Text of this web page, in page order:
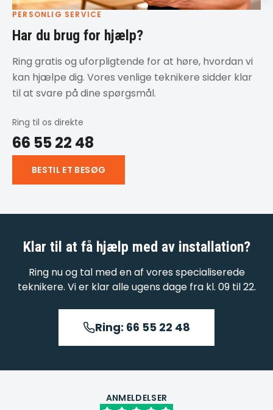
PERSONLIG SERVICE
Har du brug for hjælp?
Ring gratis og uforpligtende for at høre, hvordan vi
kan hjælpe dig. Vores venlige teknikere sidder klar
til at svare på dine spørgsmål.
Ring til os direkte
66 55 22 48
BESTIL ET BESØG
Klar til at få hjælp med av installation?
Ring nu og tal med en af vores specialiserede
teknikere. Vi er klar alle ugens dage fra kl. 09 til 22.
Ring: 66 55 22 48
ANMELDELSER